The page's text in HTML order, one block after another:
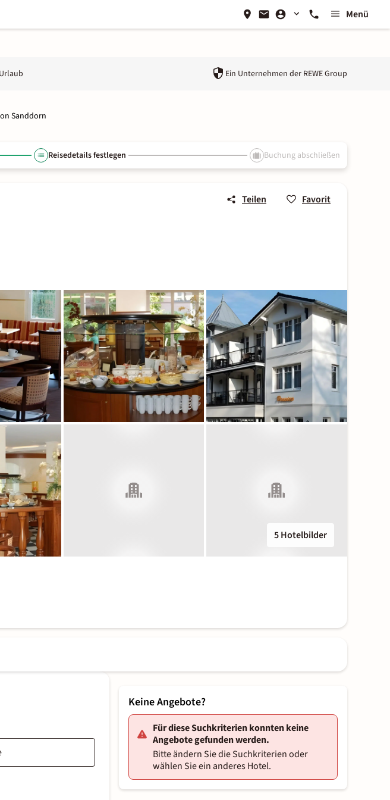
Menü
Ein Unternehmen der REWE Group
Sanddorn
Reisedetails festlegen Buchung abschließen
Teilen Favorit
5 Hotelbilder
Keine Angebote?
Für diese Suchkriterien konnten keine
Angebote gefunden werden.
Bitte ändern Sie die Suchkriterien oder
wählen Sie ein anderes Hotel.